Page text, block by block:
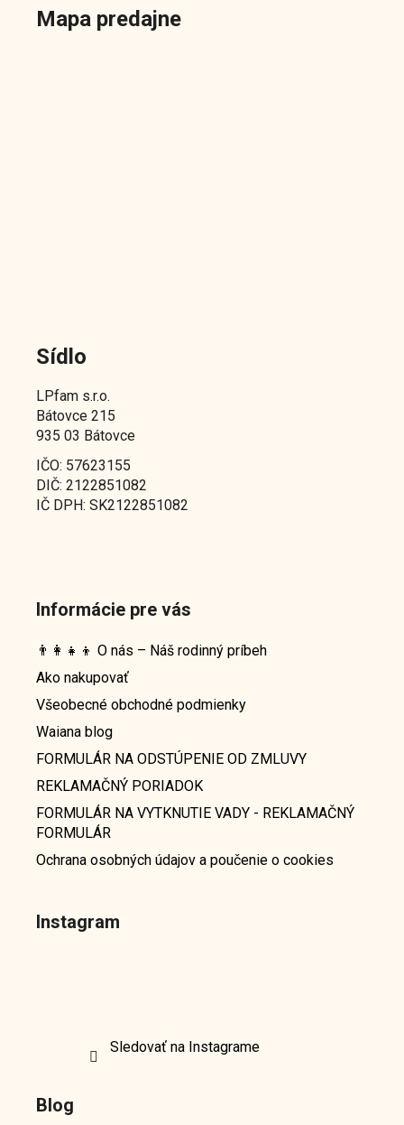
Mapa predajne
Sídlo
LPfam s.r.o.
Bátovce 215
935 03 Bátovce
IČO: 57623155
DIČ: 2122851082
IČ DPH: SK2122851082
Informácie pre vás
👨‍👩‍👧‍👦 O nás – Náš rodinný príbeh
Ako nakupovať
Všeobecné obchodné podmienky
Waiana blog
FORMULÁR NA ODSTÚPENIE OD ZMLUVY
REKLAMAČNÝ PORIADOK
FORMULÁR NA VYTKNUTIE VADY - REKLAMAČNÝ
FORMULÁR
Ochrana osobných údajov a poučenie o cookies
Instagram
Sledovať na Instagrame
Blog